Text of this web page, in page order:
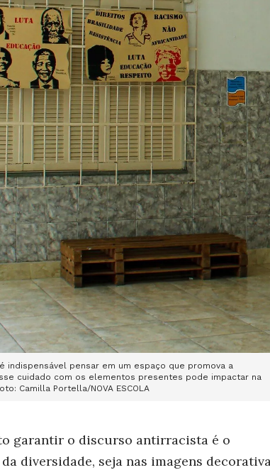
indispensável pensar em um espaço que promova a
cuidado com os elementos presentes pode impactar na
Camilla Portella/NOVA ESCOLA
garantir o discurso antirracista é o
diversidade, seja nas imagens